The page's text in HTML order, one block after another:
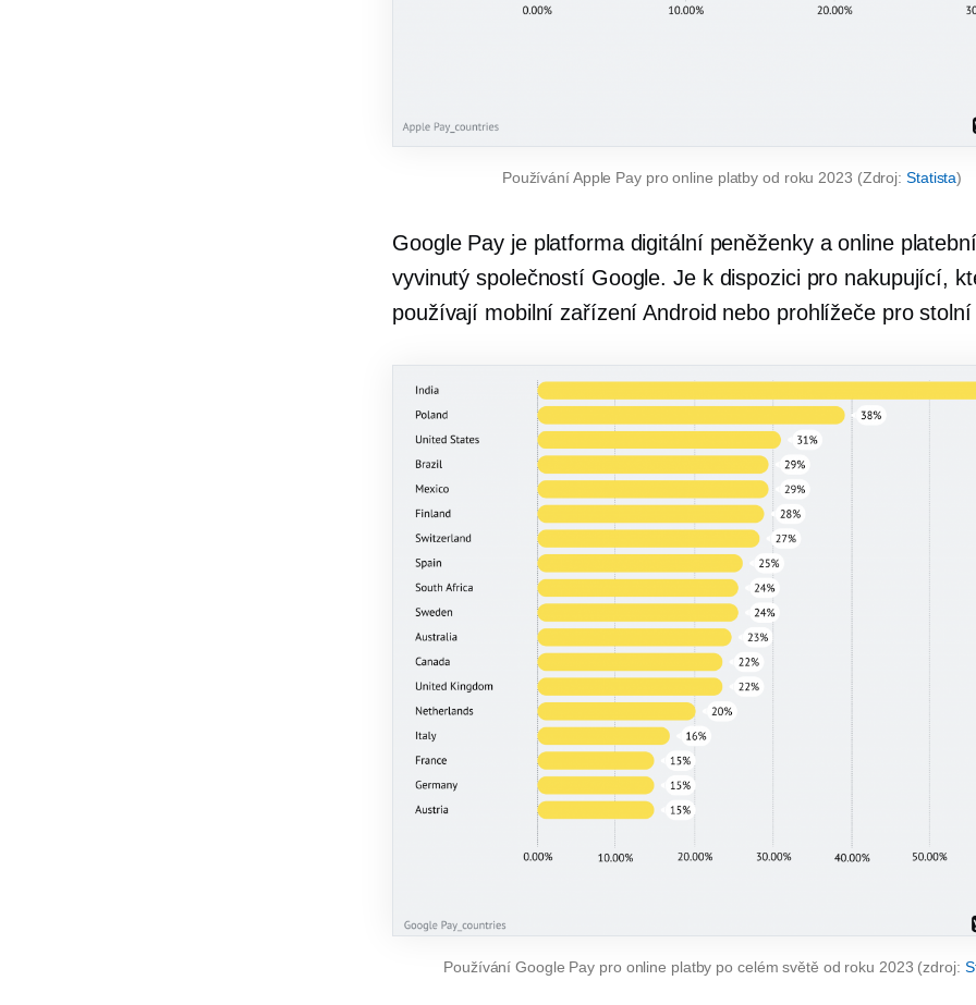
Používání Apple Pay pro online platby od roku 2023 (Zdroj: Statista)
Google Pay je platforma digitální peněženky a online
vyvinutý společností Google. Je k dispozici pro nakupující,
používají mobilní zařízení Android nebo prohlížeče pro
Používání Google Pay pro online platby po celém světě od roku 2023 (zdroj: